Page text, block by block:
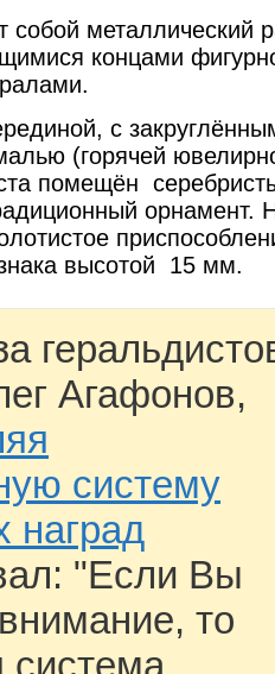
собой металлический
концами
с
(горячей
помещён
орнамент.
высотой 15 мм.
Агафонов,
систему
наград
"Если Вы
то
система